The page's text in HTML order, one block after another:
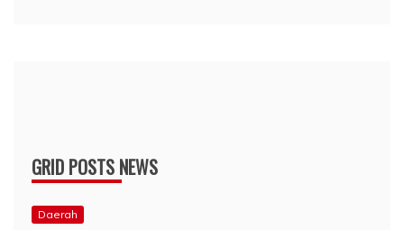
GRID POSTS NEWS
Daerah